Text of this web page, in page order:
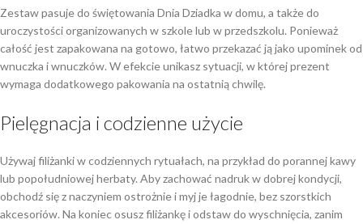
Zestaw pasuje do świętowania Dnia Dziadka w domu, a także do
uroczystości organizowanych w szkole lub w przedszkolu. Ponieważ
całość jest zapakowana na gotowo, łatwo przekazać ją jako upominek od
wnuczka i wnuczków. W efekcie unikasz sytuacji, w której prezent
wymaga dodatkowego pakowania na ostatnią chwilę.
Pielęgnacja i codzienne użycie
Używaj filiżanki w codziennych rytuałach, na przykład do porannej kawy
lub popołudniowej herbaty. Aby zachować nadruk w dobrej kondycji,
obchodź się z naczyniem ostrożnie i myj je łagodnie, bez szorstkich
akcesoriów. Na koniec osusz filiżankę i odstaw do wyschnięcia, zanim